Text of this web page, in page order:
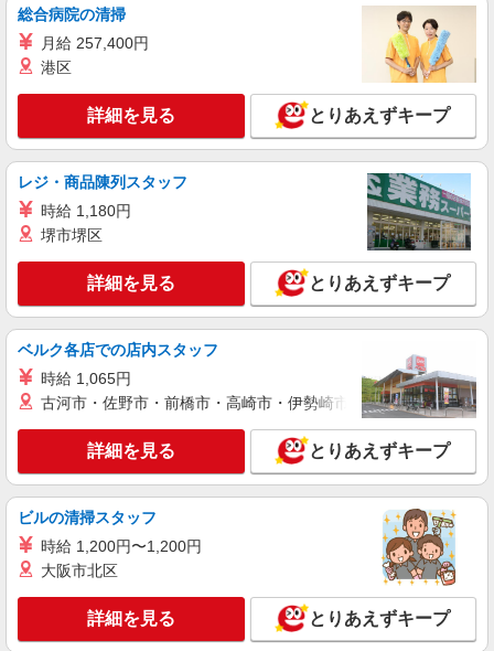
アルバイト
ライフ東中野店（店舗コード842）
NEW
ライフ東中野店 東京都中野区東中野3-9-7
キープ 詳細を見る
パート
ライフ東中野店（店舗コード842）
NEW
青果
時給1,265円以上
ライフ東中野店 東京都中野区東中野3-9-7
キープ 詳細を見る
ライフ南台店（店舗コード640）
NEW
夜間店舗運営補助
時給1,300円以上
ライフ南台店 東京都中野区南台2-51-7
キープ 詳細を見る
ライフ東中野店（店舗コード842）
NEW
総合病院の清掃
月給 257,400円
港区
詳細を見る とりあえずキープ
レジ・商品陳列スタッフ
時給 1,180円
堺市堺区
詳細を見る とりあえずキープ
ベルク各店での店内スタッフ
時給 1,065円
古河市・佐野市・前橋市・高崎市・伊勢崎市・太田市・館林市
詳細を見る とりあえずキープ
ビルの清掃スタッフ
時給 1,200円〜1,200円
大阪市北区
詳細を見る とりあえずキープ